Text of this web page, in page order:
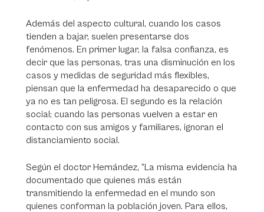
Además del aspecto cultural, cuando los casos
tienden a bajar, suelen presentarse dos
fenómenos. En primer lugar, la falsa confianza, es
decir que las personas, tras una disminución en los
casos y medidas de seguridad más flexibles,
piensan que la enfermedad ha desaparecido o que
ya no es tan peligrosa. El segundo es la relación
social; cuando las personas vuelven a estar en
contacto con sus amigos y familiares, ignoran el
distanciamiento social.
Según el doctor Hernández, “La misma evidencia ha
documentado que quienes más están
transmitiendo la enfermedad en el mundo son
quienes conforman la población joven. Para ellos,